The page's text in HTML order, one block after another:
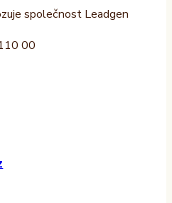
společnost Leadgen
00